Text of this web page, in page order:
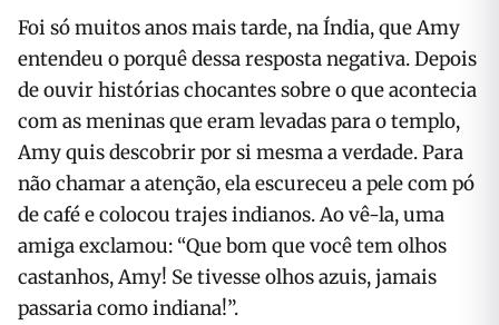
Foi só muitos anos mais tarde, na Índia, que Amy
entendeu o porquê dessa resposta negativa. Depois
de ouvir histórias chocantes sobre o que acontecia
com as meninas que eram levadas para o templo,
Amy quis descobrir por si mesma a verdade. Para
não chamar a atenção, ela escureceu a pele com pó
de café e colocou trajes indianos. Ao vê-la, uma
amiga exclamou: “Que bom que você tem olhos
castanhos, Amy! Se tivesse olhos azuis, jamais
passaria como indiana!”.